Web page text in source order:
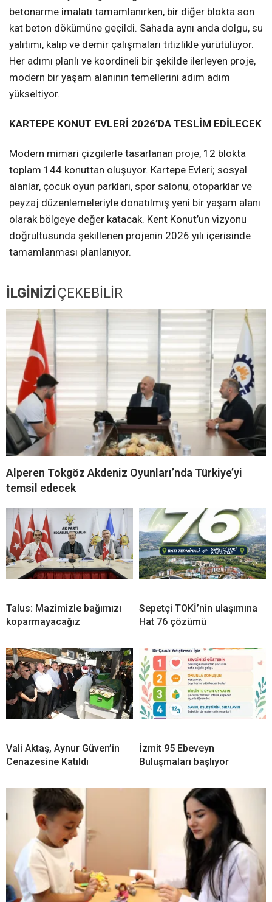
betonarme imalatı tamamlanırken, bir diğer blokta son
kat beton dökümüne geçildi. Sahada aynı anda dolgu, su
yalıtımı, kalıp ve demir çalışmaları titizlikle yürütülüyor.
Her adımı planlı ve koordineli bir şekilde ilerleyen proje,
modern bir yaşam alanının temellerini adım adım
yükseltiyor.
KARTEPE KONUT EVLERİ 2026’DA TESLİM EDİLECEK
Modern mimari çizgilerle tasarlanan proje, 12 blokta
toplam 144 konuttan oluşuyor. Kartepe Evleri; sosyal
alanlar, çocuk oyun parkları, spor salonu, otoparklar ve
peyzaj düzenlemeleriyle donatılmış yeni bir yaşam alanı
olarak bölgeye değer katacak. Kent Konut’un vizyonu
doğrultusunda şekillenen projenin 2026 yılı içerisinde
tamamlanması planlanıyor.
İLGİNİZİÇEKEBİLİR
Alperen Tokgöz Akdeniz Oyunları’nda Türkiye’yi
temsil edecek
Talus: Mazimizle bağımızı
koparmayacağız
Sepetçi TOKİ’nin ulaşımına
Hat 76 çözümü
Vali Aktaş, Aynur Güven’in
Cenazesine Katıldı
İzmit 95 Ebeveyn
Buluşmaları başlıyor